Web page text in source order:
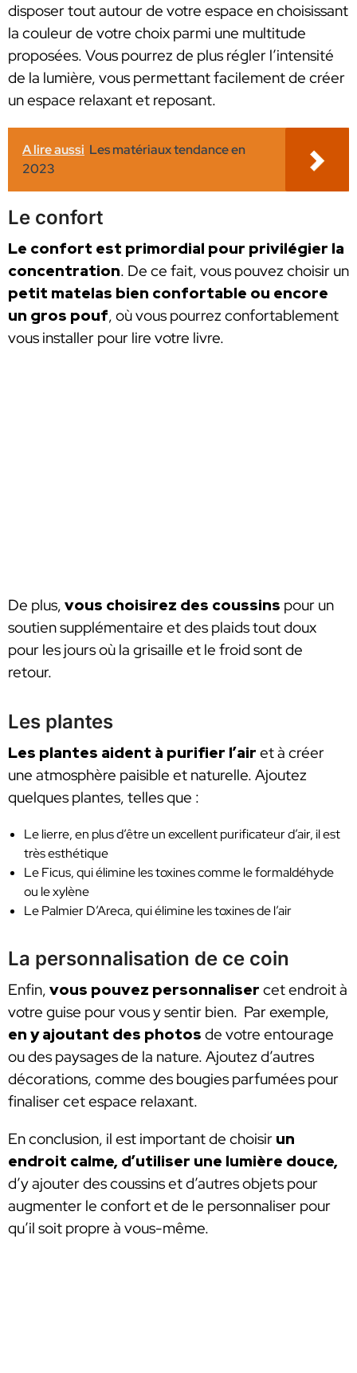
disposer tout autour de votre espace en choisissant
la couleur de votre choix parmi une multitude
proposées. Vous pourrez de plus régler l’intensité
de la lumière, vous permettant facilement de créer
un espace relaxant et reposant.
A lire aussi Les matériaux tendance en
2023
Le confort
Le confort est primordial pour privilégier la
concentration. De ce fait, vous pouvez choisir un
petit matelas bien confortable ou encore
un gros pouf, où vous pourrez confortablement
vous installer pour lire votre livre.
De plus, vous choisirez des coussins pour un
soutien supplémentaire et des plaids tout doux
pour les jours où la grisaille et le froid sont de
retour.
Les plantes
Les plantes aident à purifier l’air et à créer
une atmosphère paisible et naturelle. Ajoutez
quelques plantes, telles que :
Le lierre, en plus d’être un excellent purificateur d’air, il est
très esthétique
Le Ficus, qui élimine les toxines comme le formaldéhyde
ou le xylène
Le Palmier D’Areca, qui élimine les toxines de l’air
La personnalisation de ce coin
Enfin, vous pouvez personnaliser cet endroit à
votre guise pour vous y sentir bien. Par exemple,
en y ajoutant des photos de votre entourage
ou des paysages de la nature. Ajoutez d’autres
décorations, comme des bougies parfumées pour
finaliser cet espace relaxant.
En conclusion, il est important de choisir un
endroit calme, d’utiliser une lumière douce,
d’y ajouter des coussins et d’autres objets pour
augmenter le confort et de le personnaliser pour
qu’il soit propre à vous-même.